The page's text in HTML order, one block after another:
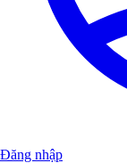
Đăng nhập